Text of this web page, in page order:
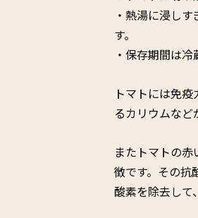
・熱湯に浸し
す。
・保存期間は冷
トマトには免
るカリウムなど
またトマトの
徴です。その抗
酸素を除去して